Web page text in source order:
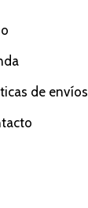
de envíos